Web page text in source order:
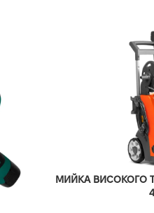
МИЙКА ВИСОКОГО